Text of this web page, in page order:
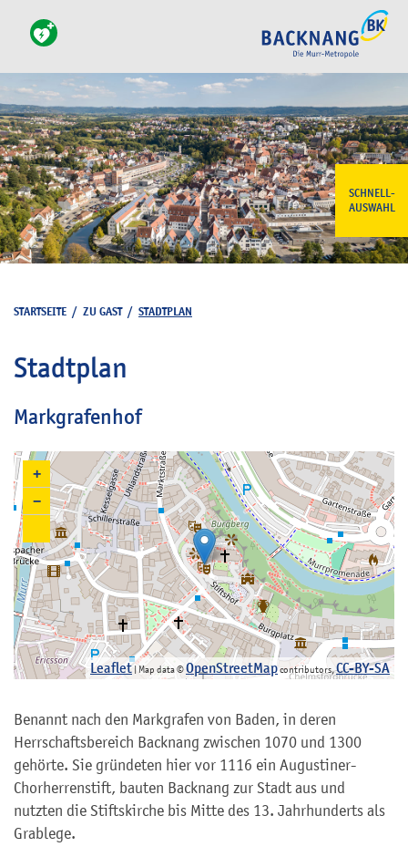
SCHNELL-
AUSWAHL
STARTSEITE / ZU GAST/ STADTPLAN
Stadtplan
Markgrafenhof
+
−
Leaflet | Map data ©OpenStreetMapcontributors,CC-BY-SA
Benannt nach den Markgrafen von Baden, in deren
Herrschaftsbereich Backnang zwischen 1070 und 1300
gehörte. Sie gründeten hier vor 1116 ein Augustiner-
Chorherrenstift, bauten Backnang zur Stadt aus und
nutzten die Stiftskirche bis Mitte des 13. Jahrhunderts als
Grablege.